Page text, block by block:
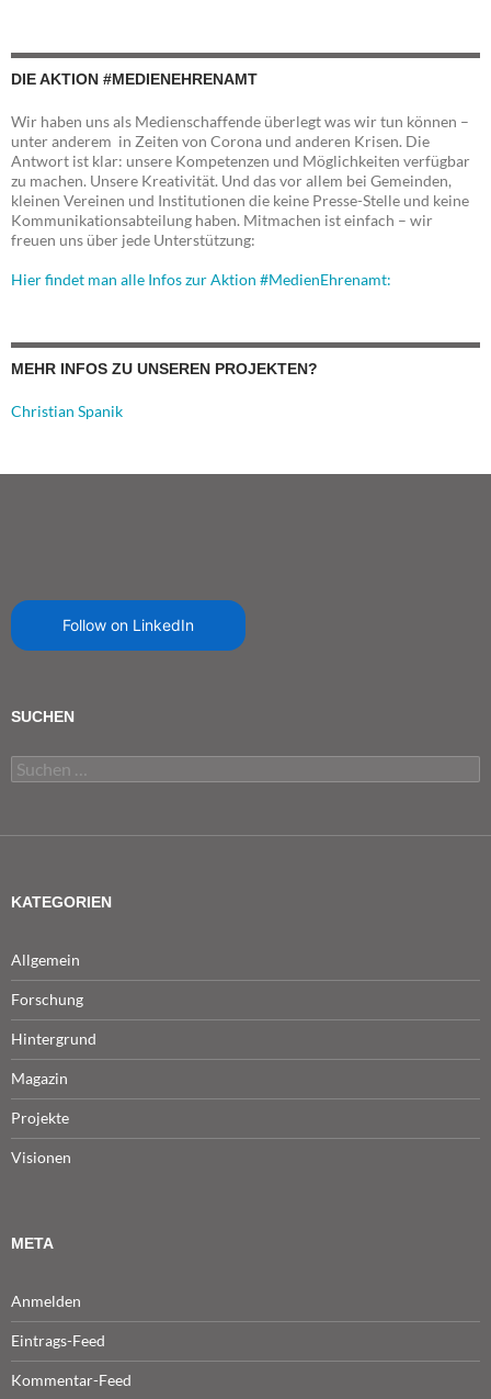
DIE AKTION #MEDIENEHRENAMT
Wir haben uns als Medienschaffende überlegt was wir tun können –
unter anderem in Zeiten von Corona und anderen Krisen. Die
Antwort ist klar: unsere Kompetenzen und Möglichkeiten verfügbar
zu machen. Unsere Kreativität. Und das vor allem bei Gemeinden,
kleinen Vereinen und Institutionen die keine Presse-Stelle und keine
Kommunikationsabteilung haben. Mitmachen ist einfach – wir
freuen uns über jede Unterstützung:
Hier findet man alle Infos zur Aktion #MedienEhrenamt:
MEHR INFOS ZU UNSEREN PROJEKTEN?
Christian Spanik
Follow on LinkedIn
SUCHEN
Suchen
nach:
KATEGORIEN
Allgemein
Forschung
Hintergrund
Magazin
Projekte
Visionen
META
Anmelden
Eintrags-Feed
Kommentar-Feed